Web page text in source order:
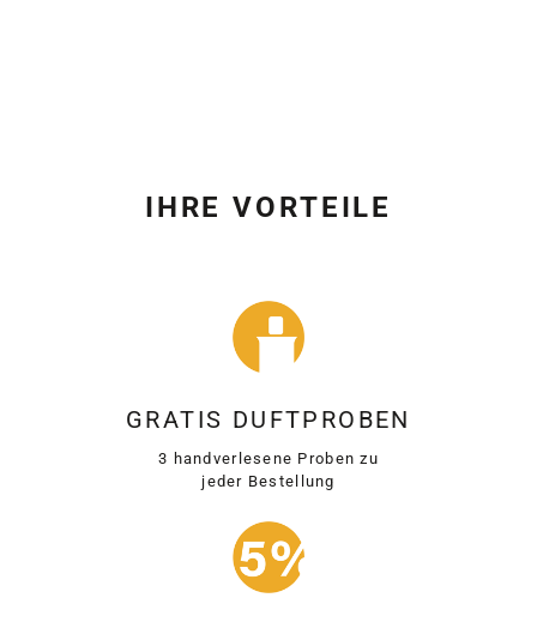
IHRE VORTEILE
GRATIS DUFTPROBEN
3 handverlesene Proben zu
jeder Bestellung